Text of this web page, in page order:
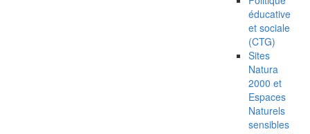
éducative
et sociale
(CTG)
Sites
Natura
2000 et
Espaces
Naturels
sensibles